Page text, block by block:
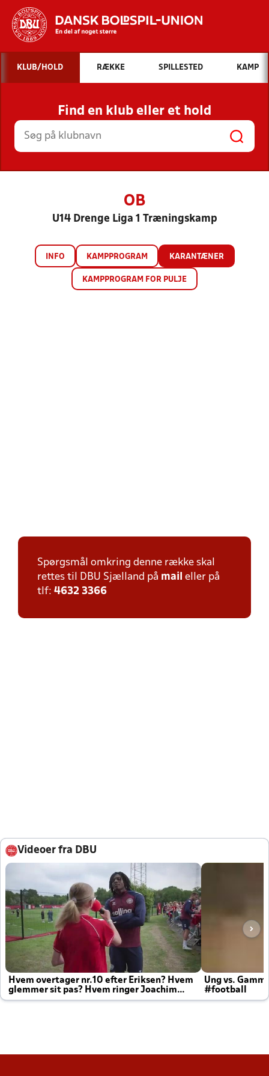
Hvad vil du søge efter?
INDHOLD OG NYHEDER
STILLINGER, RESULTATER, KLUBBER OG
HOLD
KLUB/HOLD RÆKKE SPILLESTED KAMP
Find en klub eller et hold
OB
U14 Drenge Liga 1 Træningskamp
INFO KAMPPROGRAM KARANTÆNER
KAMPPROGRAM FOR PULJE
Spørgsmål omkring denne række skal
rettes til DBU Sjælland på mail eller på
tlf: 4632 3366
Videoer fra DBU
Hvem overtager nr.10 efter Eriksen? Hvem
glemmer sit pas? Hvem ringer Joachim
altid til efter kampe?
Ung vs.
#football